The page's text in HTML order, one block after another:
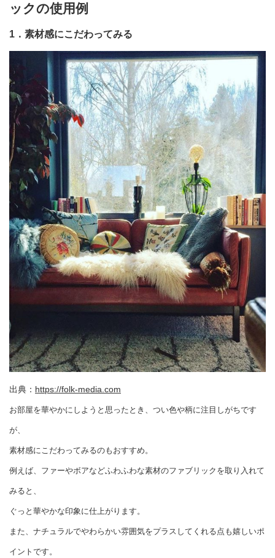
ックの使用例
1．素材感にこだわってみる
出典： https://folk-media.com
お部屋を華やかにしようと思ったとき、つい色や柄に注目しがちです
が、
素材感にこだわってみるのもおすすめ。
例えば、ファーやボアなどふわふわな素材のファブリックを取り入れて
みると、
ぐっと華やかな印象に仕上がります。
また、ナチュラルでやわらかい雰囲気をプラスしてくれる点も嬉しいポ
イントです。